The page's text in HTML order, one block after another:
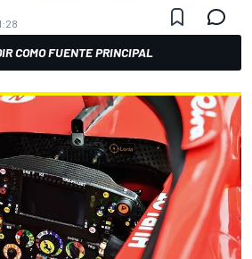
COMO FUENTE PRINCIPAL